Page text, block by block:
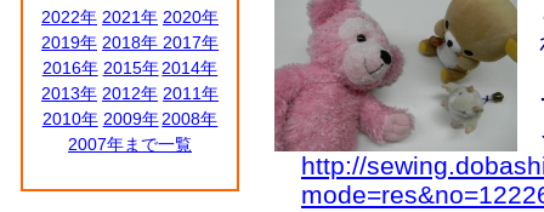
2022年 2021年 2020年
2019年 2018年 2017年
2016年 2015年 2014年
2013年 2012年 2011年
2010年 2009年 2008年
2007年まで一覧
http://